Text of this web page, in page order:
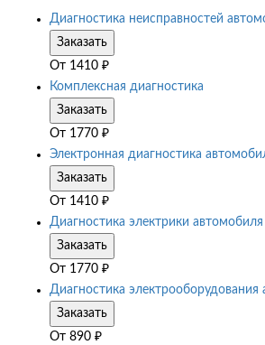
Диагностика неисправностей
Заказать
От 1410 ₽
Комплексная диагностика
Заказать
От 1770 ₽
Электронная диагностика
Заказать
От 1410 ₽
Диагностика электрики автомобиля
Заказать
От 1770 ₽
Диагностика электрооборудования
Заказать
От 890 ₽